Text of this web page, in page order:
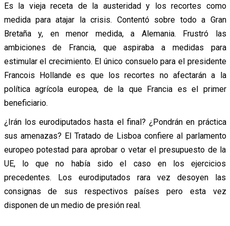
Es la vieja receta de la austeridad y los recortes como
medida para atajar la crisis. Contentó sobre todo a Gran
Bretaña y, en menor medida, a Alemania. Frustró las
ambiciones de Francia, que aspiraba a medidas para
estimular el crecimiento. El único consuelo para el presidente
Francois Hollande es que los recortes no afectarán a la
política agrícola europea, de la que Francia es el primer
beneficiario.
¿Irán los eurodiputados hasta el final? ¿Pondrán en práctica
sus amenazas? El Tratado de Lisboa confiere al parlamento
europeo potestad para aprobar o vetar el presupuesto de la
UE, lo que no había sido el caso en los ejercicios
precedentes. Los eurodiputados rara vez desoyen las
consignas de sus respectivos países pero esta vez
disponen de un medio de presión real.